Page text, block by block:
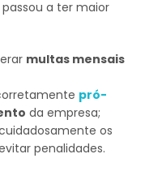
passou a ter maior
multas mensais
pró-
da empresa;
os
penalidades.